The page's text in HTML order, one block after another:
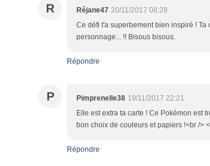
R Réjane47 20/11/2017 08:28
Ce défi t'a superbement bien inspiré !
personnage... !! Bisous bisous.
Répondre
P Pimprenelle38 19/11/2017 22:21
Elle est extra ta carte ! Ce Pokémon est
bon choix de couleurs et papiers !<br />
Répondre